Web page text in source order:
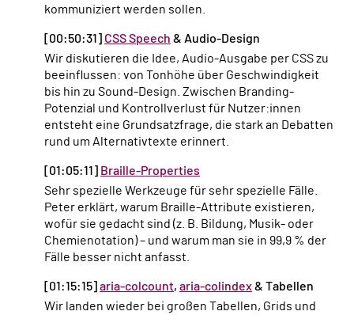
kommuniziert werden sollen.
[00:50:31] CSS Speech & Audio-Design
Wir diskutieren die Idee, Audio-Ausgabe per CSS zu
beeinflussen: von Tonhöhe über Geschwindigkeit
bis hin zu Sound-Design. Zwischen Branding-
Potenzial und Kontrollverlust für Nutzer:innen
entsteht eine Grundsatzfrage, die stark an Debatten
rund um Alternativtexte erinnert.
[01:05:11] Braille-Properties
Sehr spezielle Werkzeuge für sehr spezielle Fälle.
Peter erklärt, warum Braille-Attribute existieren,
wofür sie gedacht sind (z. B. Bildung, Musik- oder
Chemienotation) – und warum man sie in 99,9 % der
Fälle besser nicht anfasst.
[01:15:15] aria-colcount, aria-colindex& Tabellen
Wir landen wieder bei großen Tabellen, Grids und